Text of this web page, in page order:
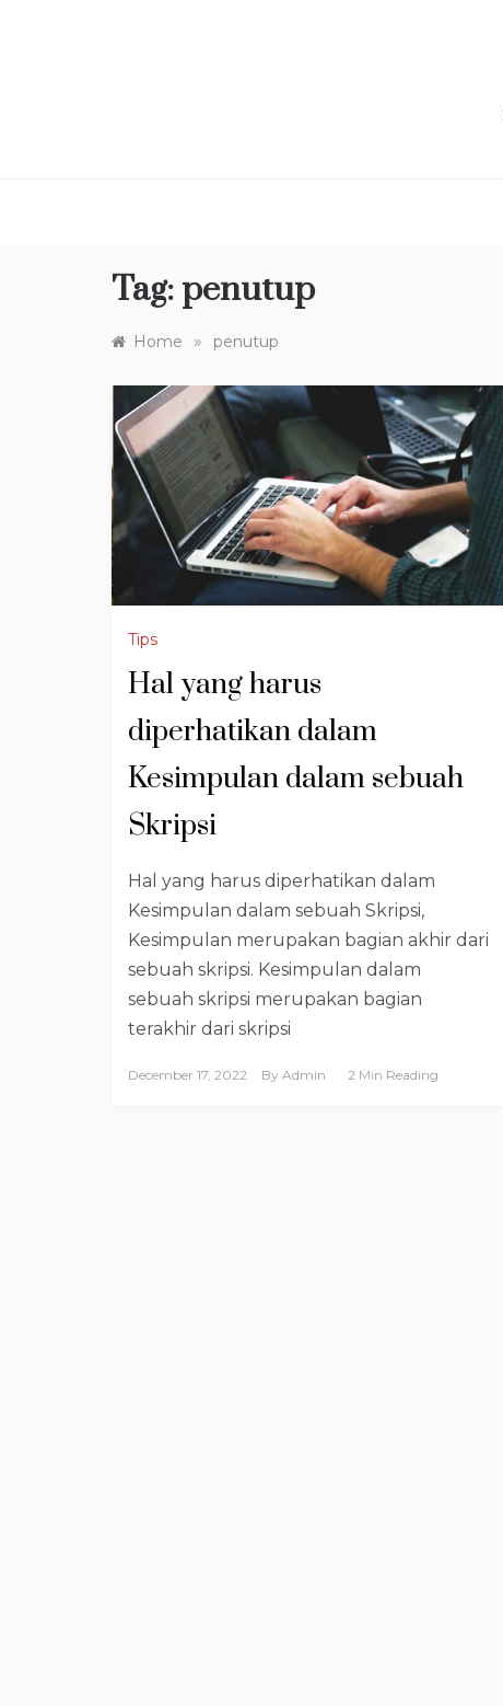
Tag: penutup
Home » penutup
Tips
Hal yang harus
diperhatikan dalam
Kesimpulan dalam sebuah
Skripsi
Hal yang harus diperhatikan dalam
Kesimpulan dalam sebuah Skripsi,
Kesimpulan merupakan bagian akhir dari
sebuah skripsi. Kesimpulan dalam
sebuah skripsi merupakan bagian
terakhir dari skripsi
December 17, 2022 By Admin 2 Min Reading